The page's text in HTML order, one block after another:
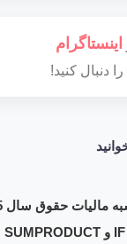
دنبال کنید!